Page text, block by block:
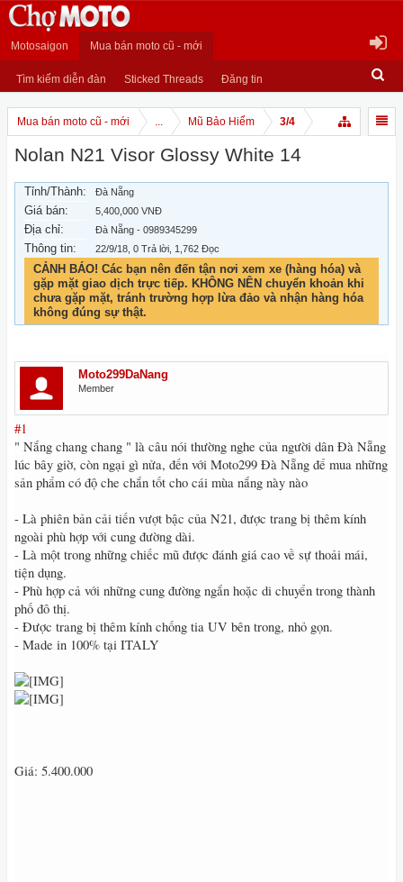
Motosaigon Mua bán moto cũ - mới
Tìm kiếm diễn đàn Sticked Threads Đăng tin
Mua bán moto cũ - mới ... Mũ Bảo Hiểm 3/4
Nolan N21 Visor Glossy White 14
Tỉnh/Thành: Đà Nẵng
Giá bán: 5,400,000 VNĐ
Địa chỉ: Đà Nẵng - 0989345299
Thông tin: 22/9/18 , 0 Trả lời, 1,762 Đọc
CẢNH BÁO! Các bạn nên đến tận nơi xem xe (hàng hóa) và
gặp mặt giao dịch trực tiếp. KHÔNG NÊN chuyển khoản khi
chưa gặp mặt, tránh trường hợp lừa đảo và nhận hàng hóa
không đúng sự thật.
Moto299DaNang
Member
#1
" Nắng chang chang " là câu nói thường nghe của người dân Đà Nẵng
lúc bây giờ, còn ngại gì nửa, đến với Moto299 Đà Nẵng để mua những
sản phẩm có độ che chắn tốt cho cái mùa nắng này nào
- Là phiên bản cải tiến vượt bậc của N21, được trang bị thêm kính
ngoài phù hợp với cung đường dài.
- Là một trong những chiếc mũ được đánh giá cao về sự thoải mái,
tiện dụng.
- Phù hợp cả với những cung đường ngắn hoặc di chuyển trong thành
phố đô thị.
- Được trang bị thêm kính chống tia UV bên trong, nhỏ gọn.
- Made in 100% tại ITALY
Giá: 5.400.000